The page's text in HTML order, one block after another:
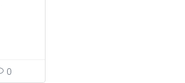
0